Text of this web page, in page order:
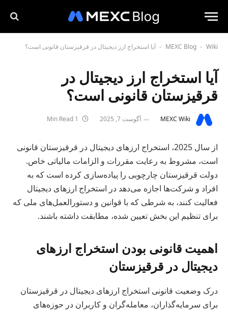
MEXC Blog - Wiki
- آیا استخراج ارز دیجیتال در قرقیزستان قانونی است؟
آیا استخراج ارز دیجیتال در
قرقیزستان قانونی است؟
MEXC Wiki آگوست 7, 2025
از سال 2025، استخراج ارزهای دیجیتال در قرقیزستان قانونی
است، مشروط به رعایت مقررات و الزامات مالیاتی خاص.
دولت قرقیزستان چارچوبی را پیاده‌سازی کرده است که به
افراد و شرکت‌ها اجازه می‌دهد در استخراج ارزهای دیجیتال
فعالیت کنند، به شرطی که با قوانین و دستورالعمل‌های ملی که
برای تنظیم این بخش تعیین شده، مطابقت داشته باشند.
اهمیت قانونی بودن استخراج ارزهای
دیجیتال در قرقیزستان
درک وضعیت قانونی استخراج ارزهای دیجیتال در قرقیزستان
برای سرمایه‌گذاران، معامله‌گران و کاربران در حوزه‌های